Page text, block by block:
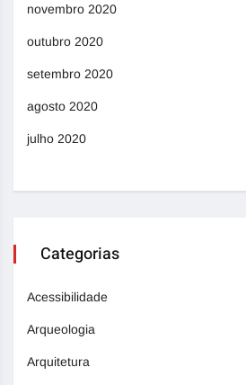
novembro 2020
outubro 2020
setembro 2020
agosto 2020
julho 2020
Categorias
Acessibilidade
Arqueologia
Arquitetura